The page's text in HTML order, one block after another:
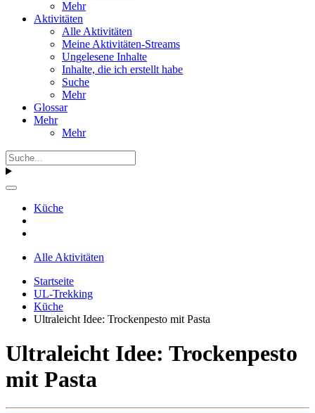
Mehr
Aktivitäten
Alle Aktivitäten
Meine Aktivitäten-Streams
Ungelesene Inhalte
Inhalte, die ich erstellt habe
Suche
Mehr
Glossar
Mehr
Mehr
Küche
Alle Aktivitäten
Startseite
UL-Trekking
Küche
Ultraleicht Idee: Trockenpesto mit Pasta
Ultraleicht Idee: Trockenpesto
mit Pasta